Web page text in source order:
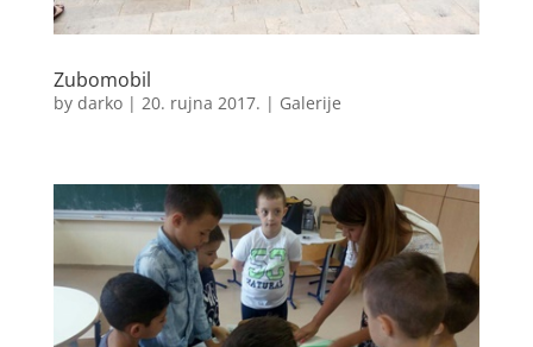
Zubomobil
by darko| 20. rujna 2017. | Galerije